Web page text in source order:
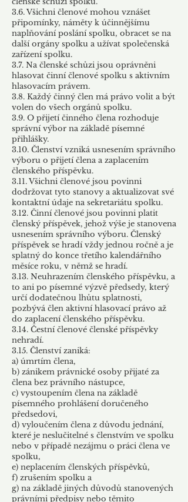
3.6. Všichni členové mohou vznášet
připomínky, náměty k účinnějšímu
naplňování poslání spolku, obracet se na
další orgány spolku a užívat společenská
zařízení spolku.
3.7. Na členské schůzi jsou oprávněni
hlasovat činní členové spolku s aktivním
hlasovacím právem.
3.8. Každý činný člen má právo volit a být
volen do všech orgánů spolku.
3.9. O přijetí činného člena rozhoduje
správní výbor na základě písemné
přihlášky.
3.10. Členství vzniká usnesením správního
výboru o přijetí člena a zaplacením
členského příspěvku.
3.11. Všichni členové jsou povinni
dodržovat tyto stanovy a aktualizovat své
kontaktní údaje na sekretariátu spolku.
3.12. Činní členové jsou povinni platit
členský příspěvek, jehož výše je stanovena
usnesením správního výboru. Členský
příspěvek se hradí vždy jednou ročně a je
splatný do konce třetího kalendářního
měsíce roku, v němž se hradí.
3.13. Neuhrazením členského příspěvku, a
to ani po písemné výzvě předsedy, který
určí dodatečnou lhůtu splatnosti,
pozbývá člen aktivní hlasovací právo až
do zaplacení členského příspěvku.
3.14. Čestní členové členské příspěvky
nehradí.
3.15. Členství zaniká:
a) úmrtím člena,
b) zánikem právnické osoby přijaté za
člena bez právního nástupce,
c) vystoupením člena na základě
písemného prohlášení doručeného
předsedovi,
d) vyloučením člena z důvodu jednání,
které je neslučitelné s členstvím ve spolku
nebo v případě nezájmu o práci člena ve
spolku,
e) neplacením členských příspěvků,
f) zrušením spolku a
g) na základě jiných důvodů stanovených
právními předpisy nebo těmito